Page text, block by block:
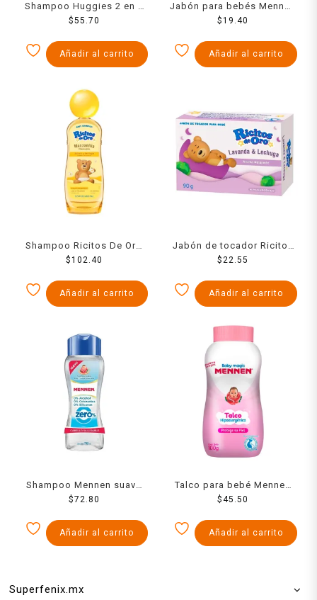
Shampoo Huggies 2 en 1
sueños de lavanda
$55.70
Añadir al carrito
Jabón para bebés Mennen
Baby Magic
extracto de avena 90 g
$19.40
Añadir al carrito
Shampoo Ricitos De Oro
manzanilla 400 ml
$102.40
Añadir al carrito
Jabón de tocador Ricitos
De Oro lavanda y lechuga
$22.55
Añadir al carrito
Shampoo Mennen suave
zero% 700 ml
$72.80
Añadir al carrito
Talco para bebé Mennen
baby magic
$45.50
Añadir al carrito
Superfenix.mx